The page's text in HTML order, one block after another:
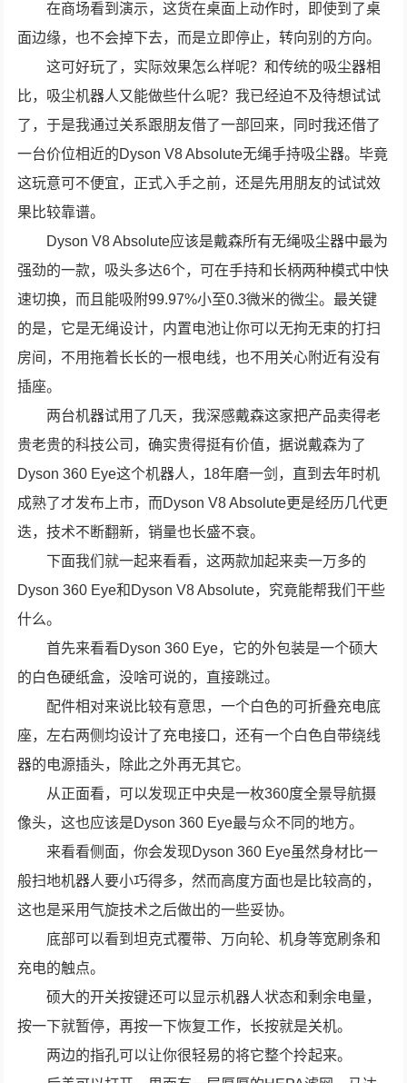
在商场看到演示，这货在桌面上动作时，即使到了桌
面边缘，也不会掉下去，而是立即停止，转向别的方向。
这可好玩了，实际效果怎么样呢？和传统的吸尘器相
比，吸尘机器人又能做些什么呢？我已经迫不及待想试试
了，于是我通过关系跟朋友借了一部回来，同时我还借了
一台价位相近的Dyson V8 Absolute无绳手持吸尘器。毕竟
这玩意可不便宜，正式入手之前，还是先用朋友的试试效
果比较靠谱。
Dyson V8 Absolute应该是戴森所有无绳吸尘器中最为
强劲的一款，吸头多达6个，可在手持和长柄两种模式中快
速切换，而且能吸附99.97%小至0.3微米的微尘。最关键
的是，它是无绳设计，内置电池让你可以无拘无束的打扫
房间，不用拖着长长的一根电线，也不用关心附近有没有
插座。
两台机器试用了几天，我深感戴森这家把产品卖得老
贵老贵的科技公司，确实贵得挺有价值，据说戴森为了
Dyson 360 Eye这个机器人，18年磨一剑，直到去年时机
成熟了才发布上市，而Dyson V8 Absolute更是经历几代更
迭，技术不断翻新，销量也长盛不衰。
下面我们就一起来看看，这两款加起来卖一万多的
Dyson 360 Eye和Dyson V8 Absolute，究竟能帮我们干些
什么。
首先来看看Dyson 360 Eye，它的外包装是一个硕大
的白色硬纸盒，没啥可说的，直接跳过。
配件相对来说比较有意思，一个白色的可折叠充电底
座，左右两侧均设计了充电接口，还有一个白色自带绕线
器的电源插头，除此之外再无其它。
从正面看，可以发现正中央是一枚360度全景导航摄
像头，这也应该是Dyson 360 Eye最与众不同的地方。
来看看侧面，你会发现Dyson 360 Eye虽然身材比一
般扫地机器人要小巧得多，然而高度方面也是比较高的，
这也是采用气旋技术之后做出的一些妥协。
底部可以看到坦克式覆带、万向轮、机身等宽刷条和
充电的触点。
硕大的开关按键还可以显示机器人状态和剩余电量，
按一下就暂停，再按一下恢复工作，长按就是关机。
两边的指孔可以让你很轻易的将它整个拎起来。